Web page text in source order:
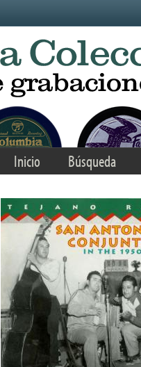
Inicio Búsqueda